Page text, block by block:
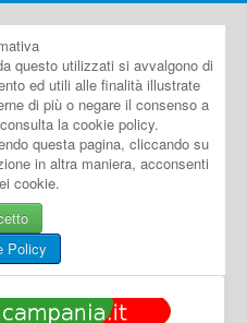
questo utilizzati si avvalgono di
ed utili alle finalità illustrate
di più o negare il consenso a
la cookie policy.
questa pagina, cliccando su
in altra maniera, acconsenti
cookie.
Policy